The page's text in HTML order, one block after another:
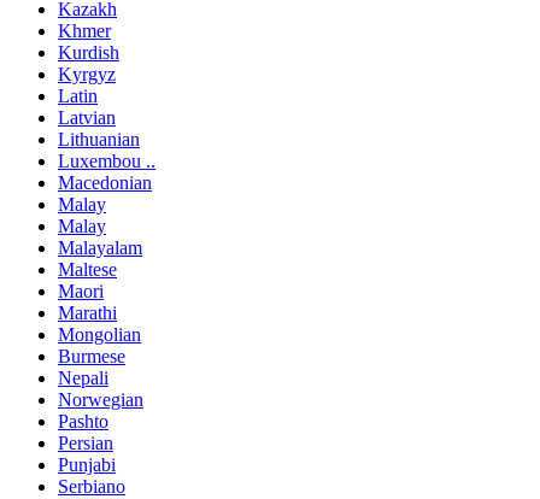
Kazakh
Khmer
Kurdish
Kyrgyz
Latin
Latvian
Lithuanian
Luxembou ..
Macedonian
Malay
Malay
Malayalam
Maltese
Maori
Marathi
Mongolian
Burmese
Nepali
Norwegian
Pashto
Persian
Punjabi
Serbiano